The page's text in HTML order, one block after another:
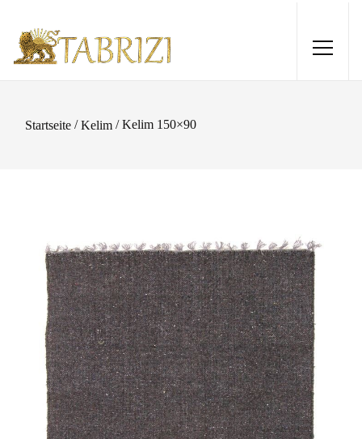
Startseite /Kelim / Kelim 150×90
Shiraz 293x145
1.550,00€ + HINZUFÜGEN